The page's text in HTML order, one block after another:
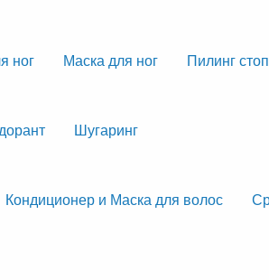
ног
Маска для ног Пилинг стоп
Шугаринг
Кондиционер и Маска для волос